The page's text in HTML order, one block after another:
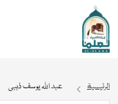
الرئيسية عبد اللہ یوسف ذہبی